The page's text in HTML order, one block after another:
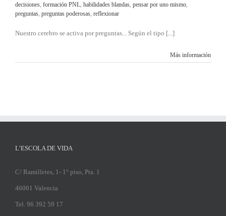
decisiones, formación PNL, habilidades blandas, pensar por uno mismo,
preguntas, preguntas poderosas, reflexionar
Nuestro cerebro se activa por preguntas... Según el tipo [...]
Más información
L’ESCOLA DE VIDA
C/ Ramilletes, 1- 1° piso, Pta. 1
46001 Valencia
Tel. 96 392 59 17